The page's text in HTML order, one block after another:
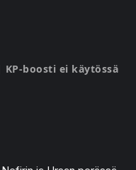
boosti ei käytössä